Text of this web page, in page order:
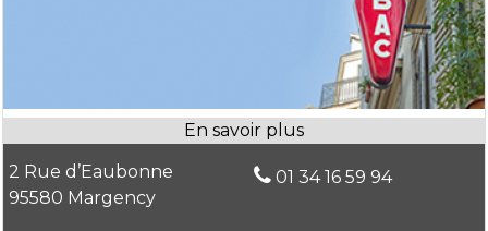
2 Rue d’Eaubonne
95580 Margency
01 34 16 59 94